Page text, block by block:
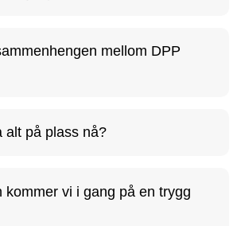
mellom DPP
alt på plass nå?
kommer vi i gang på en trygg